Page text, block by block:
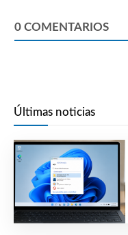
0 COMENTARIOS
Últimas noticias